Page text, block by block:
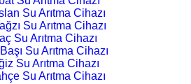
Su Arıtma Cihazı
Su Arıtma Cihazı
Su Arıtma Cihazı
Su Arıtma Cihazı
Su Arıtma Cihazı
Su Arıtma Cihazı